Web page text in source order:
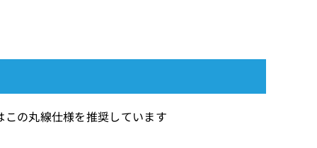
の丸線仕様を推奨しています